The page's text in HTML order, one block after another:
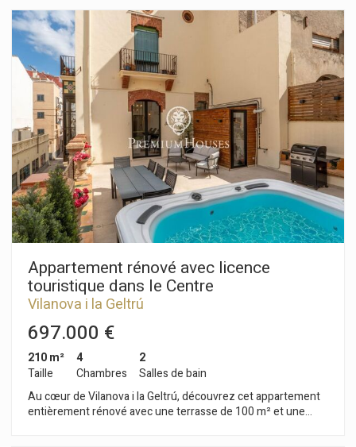
un espace de vie lumineux et ouvert fait office de séjour/salle
à manger et donne accès à un balcon avec vue sur mer.
Attenante à cet espace, une cuisine spacieuse et
indépendante s'ouvre sur un balcon ainsi qu'une buanderie.
Au même niveau se trouvent les chambres, dont deux
doubles, et une suite parentale avec accès à une terrasse.
Nous y trouvons également une chambre simple et une salle
de bain complète. Au premier étage, une autre chambre
double donne accès à une grande terrasse privative avec vue
sur mer. De plus, le penthouse comprend une place de
parking et un cellier. Le quartier de Gavà Mar se caractérise
par son caractère exclusif, résidentiel et paisible, et offre des
plages magnifiques. Il abrite des écoles internationales
prestigieuses et des académies de tennis renommées.
Appartement rénové avec licence
touristique dans le Centre
Vilanova i la Geltrú
697.000 €
210 m²
Taille
4
Chambres
2
Salles de bain
Au cœur de Vilanova i la Geltrú, découvrez cet appartement
entièrement rénové avec une terrasse de 100 m² et une